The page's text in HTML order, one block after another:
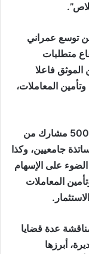
توسع عمراني
متطلبات
فاعلا
المعاملات،
وقد تم خلال هذا اللقاء، الذي حضره أزيد من 500 مشارك من
جامعيين، وكذا
على الإسهام
المعاملات
عدة قضايا
أبرزها